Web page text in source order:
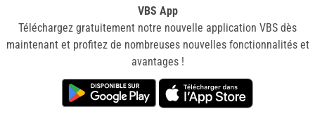
VBS App
Téléchargez gratuitement notre nouvelle application VBS dès
maintenant et profitez de nombreuses nouvelles fonctionnalités et
avantages !